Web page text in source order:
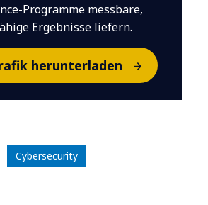
Programme messbare,
Ergebnisse liefern.
herunterladen
Cybersecurity